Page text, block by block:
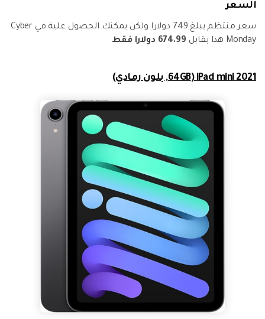
السعر
سعر منتظم يبلغ 749 دولارا ولكن يمكنك الحصول علية في Cyber
Monday هذا بقابل
2021 iPad mini (64GB, بلون رمادي)